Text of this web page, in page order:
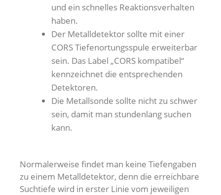
und ein schnelles Reaktionsverhalten
haben.
Der Metalldetektor sollte mit einer
CORS Tiefenortungsspule erweiterbar
sein. Das Label „CORS kompatibel“
kennzeichnet die entsprechenden
Detektoren.
Die Metallsonde sollte nicht zu schwer
sein, damit man stundenlang suchen
kann.
Normalerweise findet man keine Tiefengaben
zu einem Metalldetektor, denn die erreichbare
Suchtiefe wird in erster Linie vom jeweiligen